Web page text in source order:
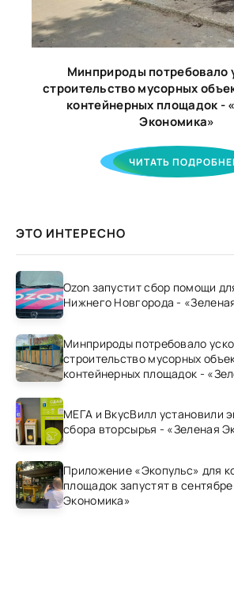
Минприроды потребовало
строительство мусорных
контейнерных площадок -
Экономика»
ЧИТАТЬ
ЭТО ИНТЕРЕСНО
Ozon запустит сбор помощи
Нижнего Новгорода -
Минприроды потребовало
строительство мусорных
контейнерных площадок -
МЕГА и ВкусВилл установили
сбора вторсырья - «Зеленая
Приложение «Экопульс» для
площадок запустят в
Экономика»